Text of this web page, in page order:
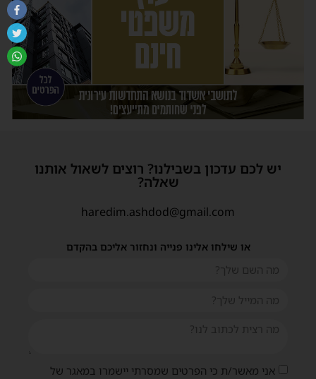
יש לכם עדכון בשבילנו? רוצים לשאול אותנו
שאלה?
haredim.ashdod@gmail.com
או שילחו אלינו פנייה ונחזור אליכם בהקדם
אני מאשר/ת כי הפרטים שמסרתי יישמרו במאגר של